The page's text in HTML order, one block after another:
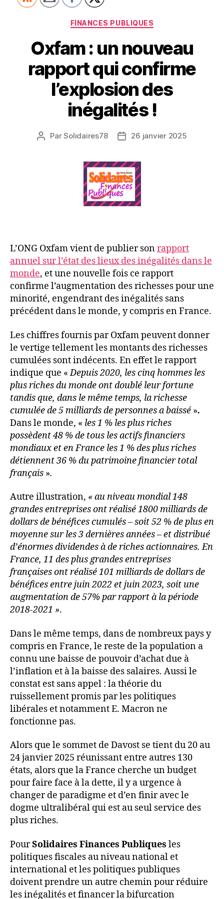
Catégories
FINANCES PUBLIQUES
Oxfam : un nouveau
rapport qui confirme
l’explosion des
inégalités !
Auteur
ParSolidaires78
Date26 janvier 2025
L’ONG Oxfam vient de publier sonrapport
annuel sur l’état des lieux des inégalités dans le
monde, et une nouvelle fois ce rapport
confirme l’augmentation des richesses pour une
minorité, engendrant des inégalités sans
précédent dans le monde, y compris en France.
Les chiffres fournis par Oxfam peuvent donner
le vertige tellement les montants des richesses
cumulées sont indécents. En effet le rapport
indique que «Depuis 2020, les cinq hommes les
plus riches du monde ont doublé leur fortune
tandis que, dans le même temps, la richesse
cumulée de 5 milliards de personnes a baissé ».
Dans le monde, « les 1 % les plus riches
possèdent 48 % de tous les actifs financiers
mondiaux et en France les 1 % des plus riches
détiennent 36 % du patrimoine financier total
français ».
Autre illustration, « au niveau mondial 148
grandes entreprises ont réalisé 1800 milliards de
dollars de bénéfices cumulés – soit 52 % de plus en
moyenne sur les 3 dernières années – et distribué
d’énormes dividendes à de riches actionnaires. En
France, 11 des plus grandes entreprises
françaises ont réalisé 101 milliards de dollars de
bénéfices entre juin 2022 et juin 2023, soit une
augmentation de 57% par rapport à la période
2018-2021 ».
Dans le même temps, dans de nombreux pays y
compris en France, le reste de la population a
connu une baisse de pouvoir d’achat due à
l’inflation et à la baisse des salaires. Aussi le
constat est sans appel : la théorie du
ruissellement promis par les politiques
libérales et notamment E. Macron ne
fonctionne pas.
Alors que le sommet de Davost se tient du 20 au
24 janvier 2025 réunissant entre autres 130
états, alors que la France cherche un budget
pour faire face à la dette, il y a urgence à
changer de paradigme et d’en finir avec le
dogme ultralibéral qui est au seul service des
plus riches.
PourSolidaires Finances Publiques les
politiques fiscales au niveau national et
international et les politiques publiques
doivent prendre un autre chemin pour réduire
les inégalités et financer la bifurcation